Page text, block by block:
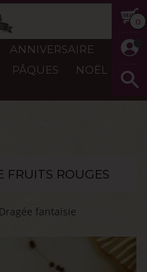
0
ANNIVERSAIRE
PÂQUES
NOËL
FRUITS ROUGES
Dragée fantaisie